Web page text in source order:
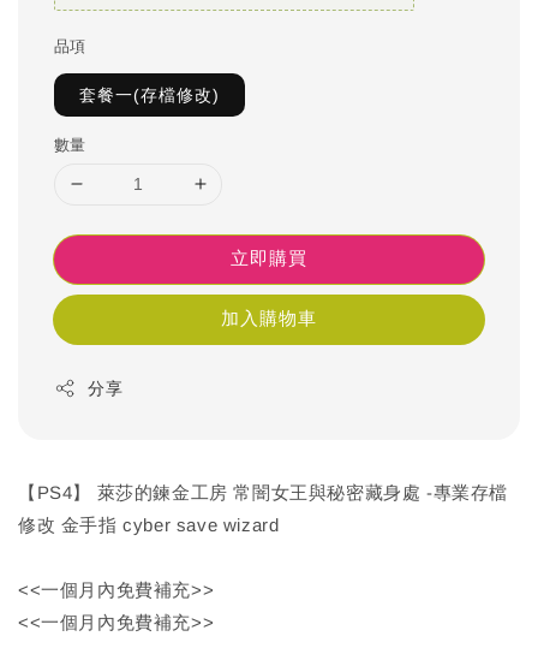
品項
套餐一(存檔修改)
數量
立即購買
加入購物車
分享
【PS4】 萊莎的鍊金工房 常闇女王與秘密藏身處 -專業存檔
修改 金手指 cyber save wizard
<<一個月內免費補充>>
<<一個月內免費補充>>